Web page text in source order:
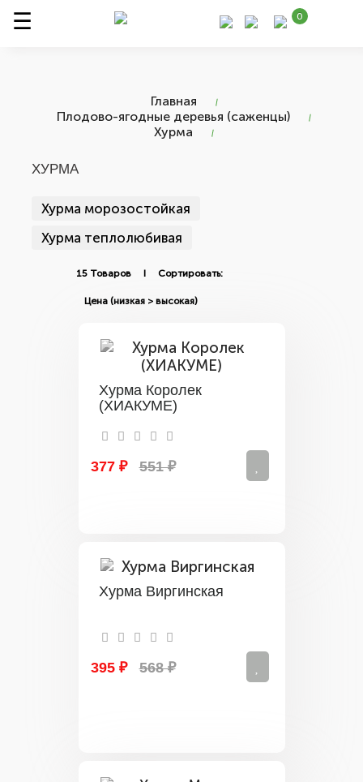
0
Главная
Плодово-ягодные деревья (саженцы)
Хурма
ХУРМА
Хурма морозостойкая
Хурма теплолюбивая
15 Товаров I Сортировать:
Хурма Королек
(ХИАКУМЕ)
377 ₽ 551 ₽
Хурма Виргинская
395 ₽ 568 ₽